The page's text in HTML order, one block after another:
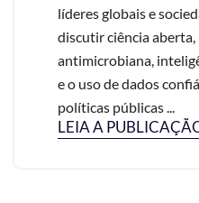
líderes globais e
discutir ciência
antimicrobiana,
e o uso de dados
políticas públicas ...
LEIA A